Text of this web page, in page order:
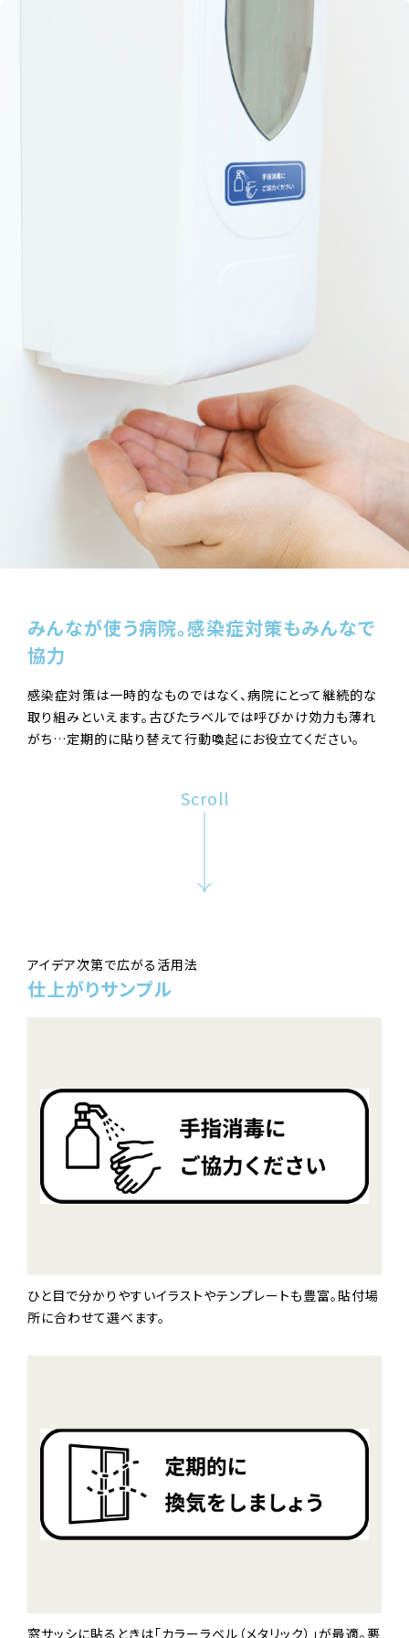
みんなが使う病院。感染症対策もみんなで
協力
感染症対策は一時的なものではなく、病院にとって継続的な
取り組みといえます。古びたラベルでは呼びかけ効力も薄れ
がち…定期的に貼り替えて行動喚起にお役立てください。
Scroll
アイデア次第で広がる活用法
仕上がりサンプル
ひと目で分かりやすいイラストやテンプレートも豊富。貼付場
所に合わせて選べます。
窓サッシに貼るときは「カラーラベル（メタリック）」が最適。悪